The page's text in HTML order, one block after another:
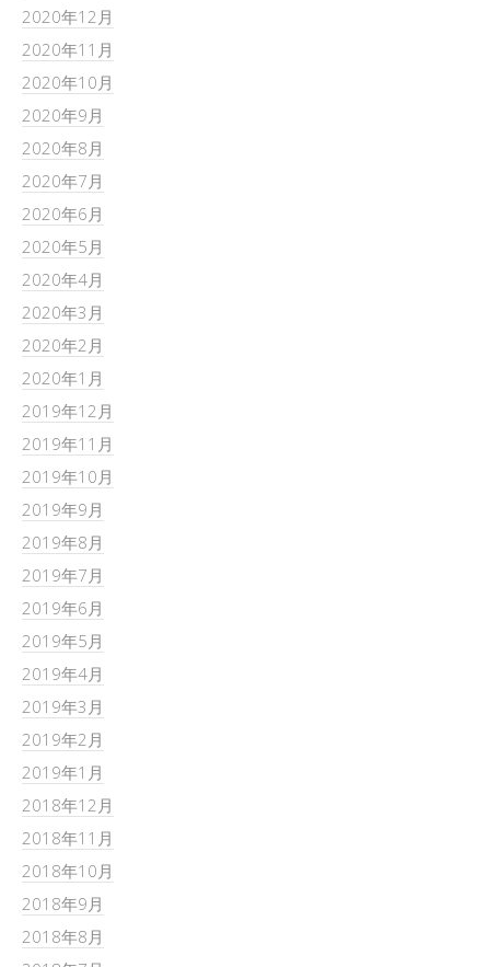
2020年12月
2020年11月
2020年10月
2020年9月
2020年8月
2020年7月
2020年6月
2020年5月
2020年4月
2020年3月
2020年2月
2020年1月
2019年12月
2019年11月
2019年10月
2019年9月
2019年8月
2019年7月
2019年6月
2019年5月
2019年4月
2019年3月
2019年2月
2019年1月
2018年12月
2018年11月
2018年10月
2018年9月
2018年8月